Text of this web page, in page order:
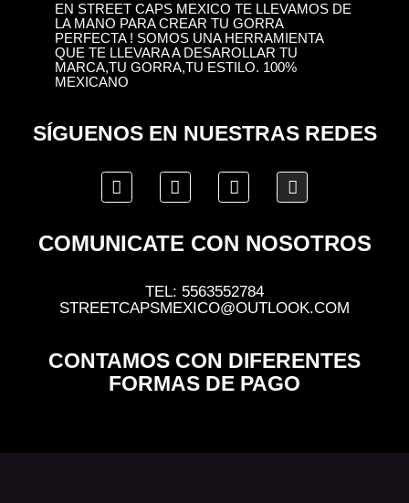
EN STREET CAPS MEXICO TE LLEVAMOS DE
LA MANO PARA CREAR TU GORRA
PERFECTA ! SOMOS UNA HERRAMIENTA
QUE TE LLEVARA A DESAROLLAR TU
MARCA,TU GORRA,TU ESTILO. 100%
MEXICANO
SÍGUENOS EN NUESTRAS REDES
COMUNICATE CON NOSOTROS
TEL: 5563552784
STREETCAPSMEXICO@OUTLOOK.COM
CONTAMOS CON DIFERENTES
FORMAS DE PAGO